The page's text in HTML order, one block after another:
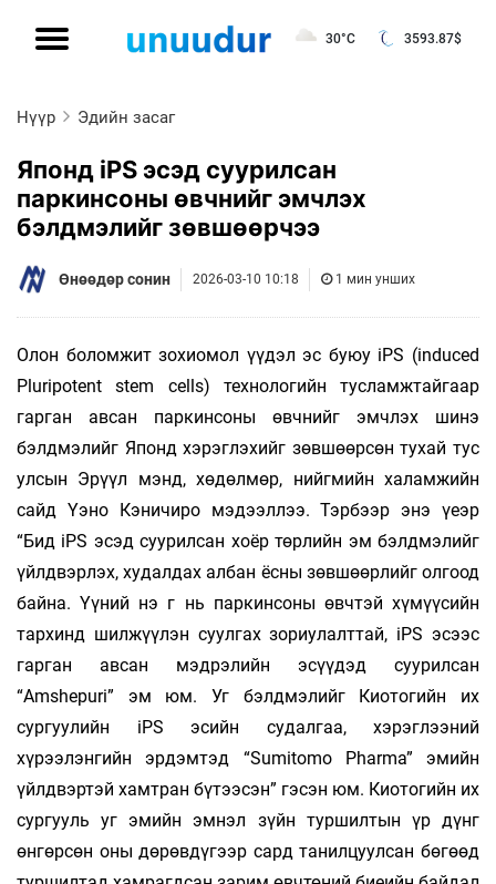
30°C 3593.87$
Нүүр Эдийн засаг
Японд iPS эсэд суурилсан
паркинсоны өвчнийг эмчлэх
бэлдмэлийг зөвшөөрчээ
Өнөөдөр сонин 2026-03-10 10:18 1 мин унших
Олон боломжит зохиомол үүдэл эс буюу iPS (induced
Pluripotent stem cells) технологийн тусламжтайгаар
гарган авсан паркинсоны өвчнийг эмчлэх шинэ
бэлдмэлийг Японд хэ­­­рэглэхийг зөвшөөрсөн тухай тус
улсын Эрүүл мэнд, хөдөлмөр, нийгмийн халамжийн
сайд Үэно Кэничиро мэдээллээ. Тэрбээр энэ үеэр
“Бид iPS эсэд суурилсан хоёр төрлийн эм бэлд­мэлийг
үйлдвэрлэх, худалдах албан ёсны зөвшөөрлийг олгоод
байна. Үүний нэ г нь паркинсоны өвчтэй хүмүүсийн
тархинд шилжүүлэн суулгах зориулалттай, iPS эсээс
гарган авсан мэдрэлийн эсүүдэд суурилсан
“Amshepuri” эм юм. Уг бэлдмэлийг Киотогийн их
сургуулийн iPS эсийн судалгаа, хэрэглээ­­­­­­ний
хүрээлэнгийн эрдэмтэд “Sumitomo Pharma” эмийн
үйлдвэртэй хамтран бүтээсэн” гэ­­сэн юм. Киотогийн их
сургууль уг эмийн эмнэл зүйн туршилтын үр дүнг
өнгөрсөн оны дөрөвдүгээр сард танилцуулсан бөгөөд